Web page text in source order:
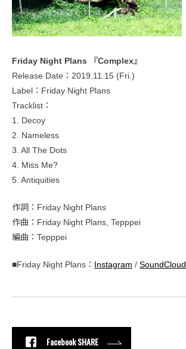
Friday Night Plans 『Complex』
Release Date：2019.11.15 (Fri.)
Label：Friday Night Plans
Tracklist：
1. Decoy
2. Nameless
3. All The Dots
4. Miss Me?
5. Antiquities
作詞：Friday Night Plans
作曲：Friday Night Plans, Tepppei
編曲：Tepppei
■Friday Night Plans： Instagram / SoundCloud
Facebook SHARE